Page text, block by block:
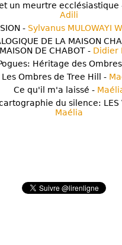
un meurtre ecclésiastique
Adili
- Sylvanus MULOWAYI
DE LA MAISON
DE CHABOT - Didier
Héritage des
Les Ombres de Tree Hill -
Ce qu'il m'a laissé -
du silence: LES
Maélia